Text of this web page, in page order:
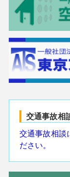
交通事故相
交通事故相談
ださい。